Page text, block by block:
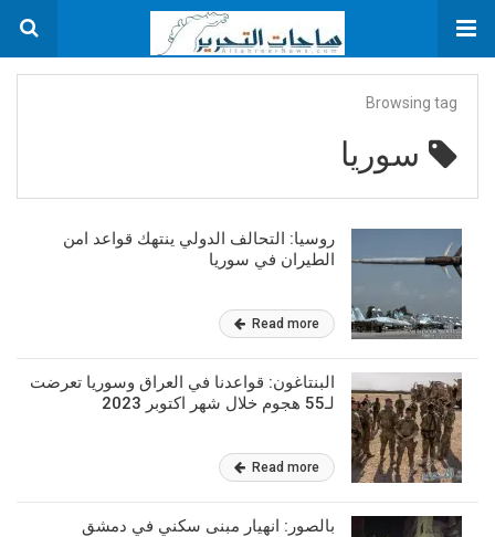
Browsing tag
سوريا
روسيا: التحالف الدولي ينتهك قواعد امن
الطيران في سوريا
Read more
البنتاغون: قواعدنا في العراق وسوريا تعرضت
لـ55 هجوم خلال شهر اكتوبر 2023
Read more
بالصور: انهيار مبنى سكني في دمشق